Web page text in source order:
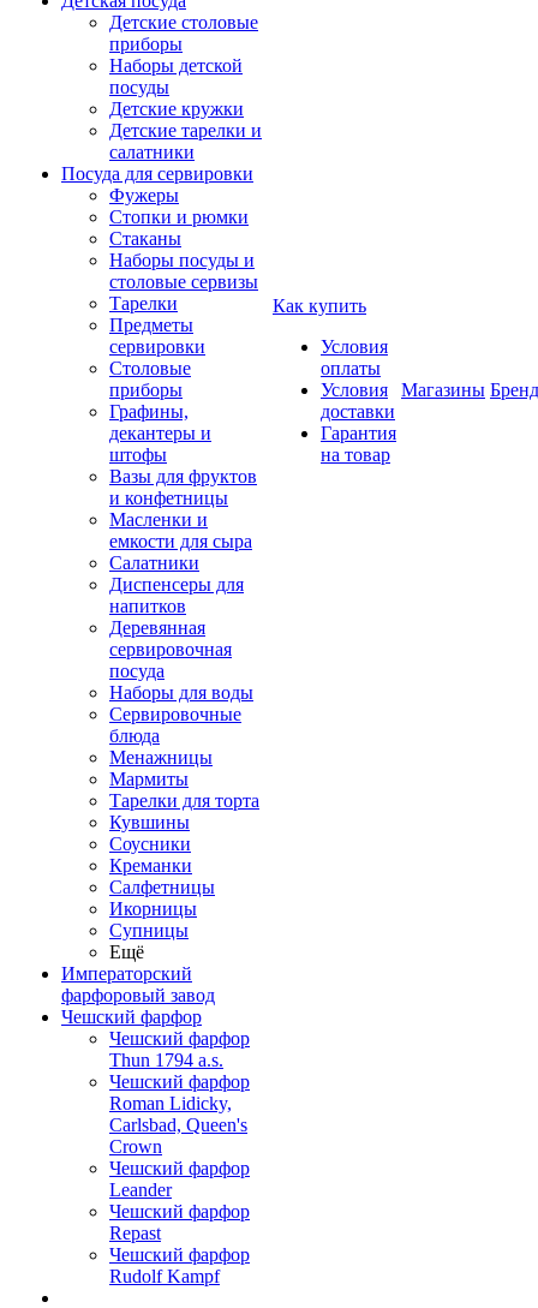
Детские столовые
приборы
Наборы детской
посуды
Детские кружки
Детские тарелки и
салатники
Посуда для сервировки
Фужеры
Стопки и рюмки
Стаканы
Наборы посуды и
столовые сервизы
Тарелки
Предметы
сервировки
Столовые
приборы
Графины,
декантеры и
штофы
Вазы для фруктов
и конфетницы
Масленки и
емкости для сыра
Салатники
Диспенсеры для
напитков
Деревянная
сервировочная
посуда
Наборы для воды
Сервировочные
блюда
Менажницы
Мармиты
Тарелки для торта
Кувшины
Соусники
Креманки
Салфетницы
Икорницы
Супницы
Ещё
Императорский
фарфоровый завод
Чешский фарфор
Чешский фарфор
Thun 1794 a.s.
Чешский фарфор
Roman Lidicky,
Carlsbad, Queen's
Crown
Чешский фарфор
Leander
Чешский фарфор
Repast
Чешский фарфор
Rudolf Kampf
Как купить
Условия
оплаты
Условия
доставки
Гарантия
на товар
Магазины